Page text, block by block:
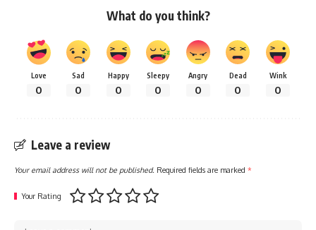
What do you think?
Love
0
Sad
0
Happy
0
Sleepy
0
Angry
0
Dead
0
Wink
0
Leave a review
Your email address will not be published. Required fields are marked *
Your Rating